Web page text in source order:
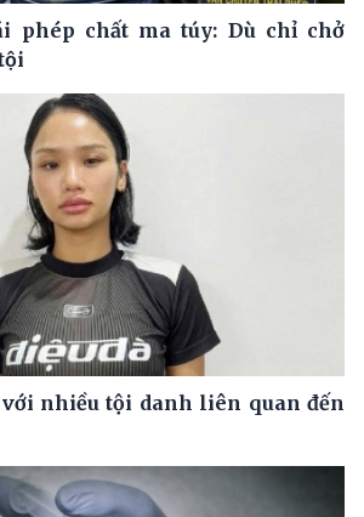
phép chất ma túy: Dù chỉ chở
nhiều tội danh liên quan đến